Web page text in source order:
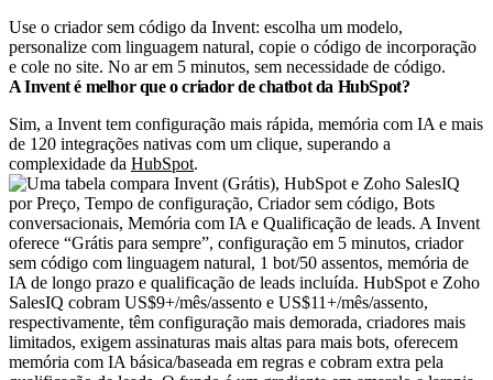
Use o criador sem código da Invent: escolha um modelo,
personalize com linguagem natural, copie o código de incorporação
e cole no site. No ar em 5 minutos, sem necessidade de código.
A Invent é melhor que o criador de chatbot da HubSpot?
Sim, a Invent tem configuração mais rápida, memória com IA e mais
de 120 integrações nativas com um clique, superando a
complexidade da HubSpot.